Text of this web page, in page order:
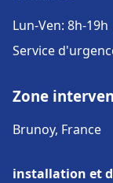
Lun-Ven: 8h-19h
Service
Zone
Brunoy, France
installation et